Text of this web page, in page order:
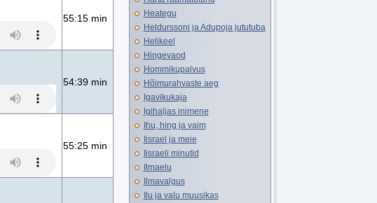
55:15 min
54:39 min
55:25 min
Heategu
Heldurssoni ja Adupoja jututuba
Helikeel
Hingevaod
Hommikupalvus
Hõimurahvaste aeg
Igavikukaja
Igihaljas inimene
Ihu, hing ja vaim
Iisrael ja meie
Iisraeli minutid
Ilmaelu
Ilmavalgus
Ilu ja valu muusikas